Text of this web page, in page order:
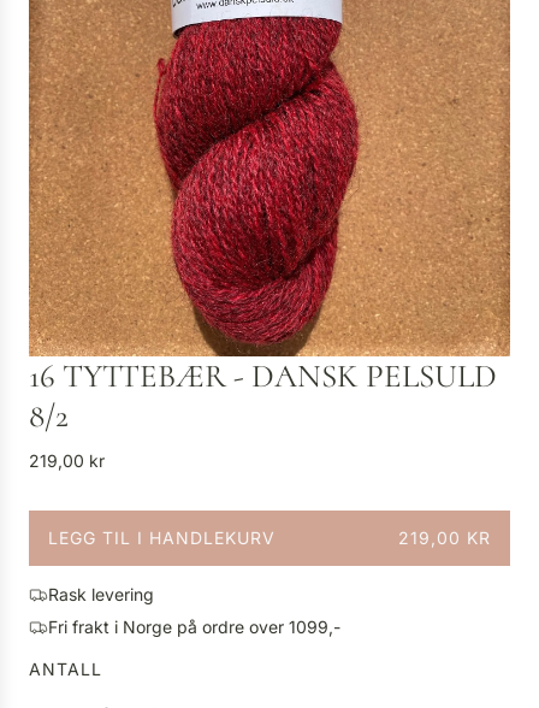
16 TYTTEBÆR - DANSK PELSULD
8/2
V
n
i
g
p
i
219,00 kr
LEGG TIL I HANDLEKURV 219,00 KR
L
S
T
R
Rask levering
Fri frakt i Norge på ordre over 1099,-
ANTALL